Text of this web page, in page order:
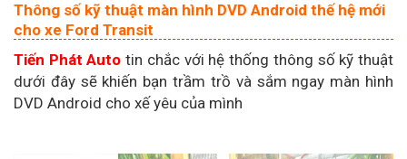
Thông số kỹ thuật màn hình DVD Android thế hệ mới
cho xe Ford Transit
Tiến Phát Auto tin chắc với hệ thống thông số kỹ thuật
dưới đây sẽ khiến bạn trầm trồ và sắm ngay màn hình
DVD Android cho xế yêu của mình